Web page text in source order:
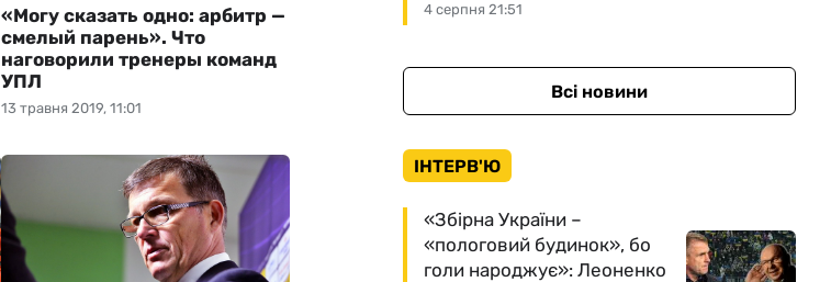
13 травня 2019, 11:01
«Могу сказать одно: арбитр —
смелый парень». Что
наговорили тренеры команд
УПЛ
4 серпня 21:51
Всі новини
ІНТЕРВ'Ю
«Збірна України –
«пологовий будинок», бо
голи народжує»: Леоненко